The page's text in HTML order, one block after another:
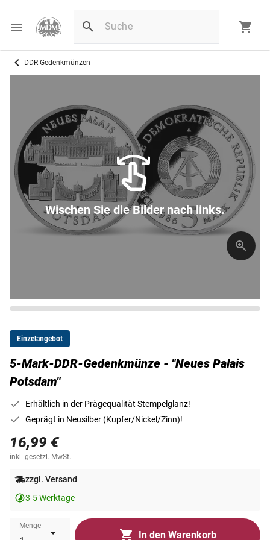
DDR-Gedenkmünzen
Wischen Sie die Bilder nach links.
Einzelangebot
5-Mark-DDR-Gedenkmünze - "Neues Palais
Potsdam"
Erhältlich in der Prägequalität Stempelglanz!
Geprägt in Neusilber (Kupfer/Nickel/Zinn)!
16,99 €
inkl. gesetzl. MwSt.
zzgl. Versand
3-5 Werktage
Menge
In den Warenkorb